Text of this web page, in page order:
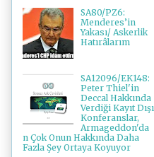
SA80/PZ6:
Menderes’in
Yakası/ Askerlik
Hatırâlarım
SA12096/EK148:
Peter Thiel'in
Deccal Hakkında
Verdiği Kayıt Dışı
Konferanslar,
Armageddon'da
n Çok Onun Hakkında Daha
Fazla Şey Ortaya Koyuyor